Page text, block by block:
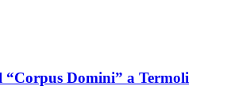
“Corpus Domini” a Termoli